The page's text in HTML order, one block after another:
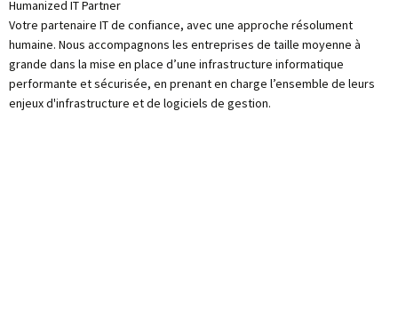
Humanized IT Partner
Votre partenaire IT de confiance, avec une approche résolument
humaine. Nous accompagnons les entreprises de taille moyenne à
grande dans la mise en place d’une infrastructure informatique
performante et sécurisée, en prenant en charge l’ensemble de leurs
enjeux d'infrastructure et de logiciels de gestion.